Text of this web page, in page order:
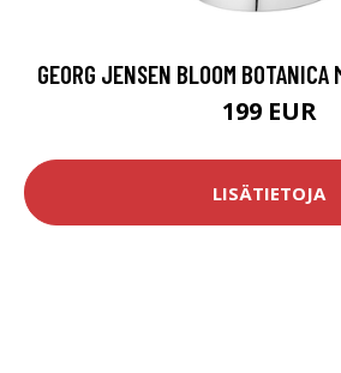
GEORG JENSEN BLOOM
199 EUR
LISÄTIETOJA